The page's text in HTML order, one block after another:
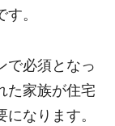
。
で必須となっ
た家族が住宅
なります。